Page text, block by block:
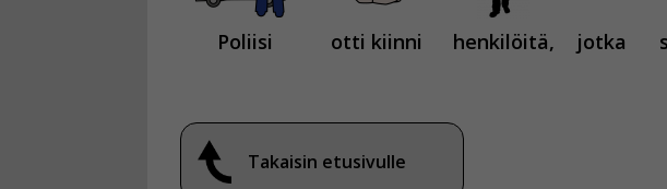
Poliisi otti kiinni henkilöitä, jotka
Takaisin etusivulle